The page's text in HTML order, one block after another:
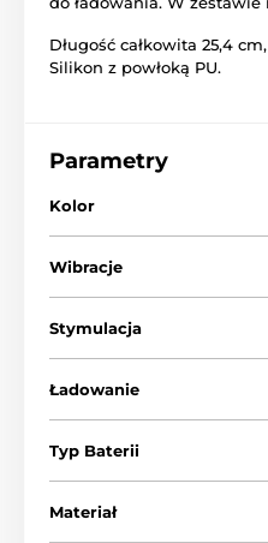
Długość całkowita 25,4
Silikon z powłoką PU.
Parametry
Kolor
Wibracje
Stymulacja
Ładowanie
Typ Baterii
Materiał